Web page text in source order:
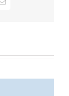
E-